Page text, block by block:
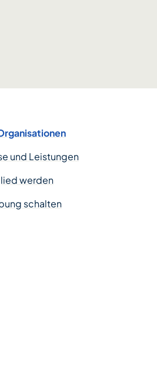
und Leistungen
werden
schalten